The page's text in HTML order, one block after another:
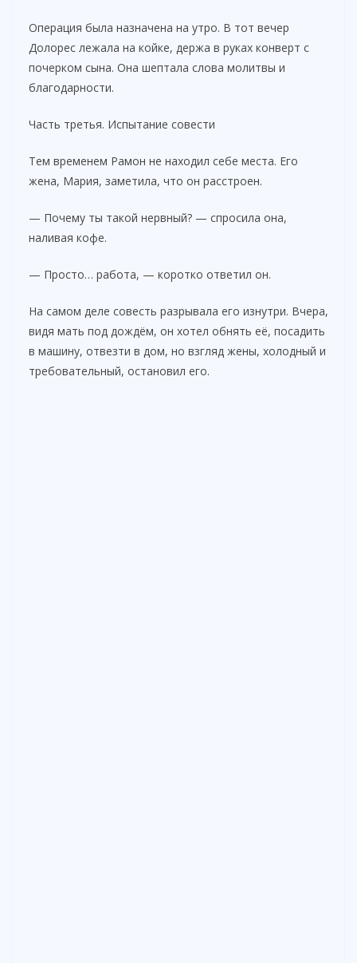
Операция была назначена на утро. В тот вечер
Долорес лежала на койке, держа в руках конверт с
почерком сына. Она шептала слова молитвы и
благодарности.
Часть третья. Испытание совести
Тем временем Рамон не находил себе места. Его
жена, Мария, заметила, что он расстроен.
— Почему ты такой нервный? — спросила она,
наливая кофе.
— Просто… работа, — коротко ответил он.
На самом деле совесть разрывала его изнутри. Вчера,
видя мать под дождём, он хотел обнять её, посадить
в машину, отвезти в дом, но взгляд жены, холодный и
требовательный, остановил его.